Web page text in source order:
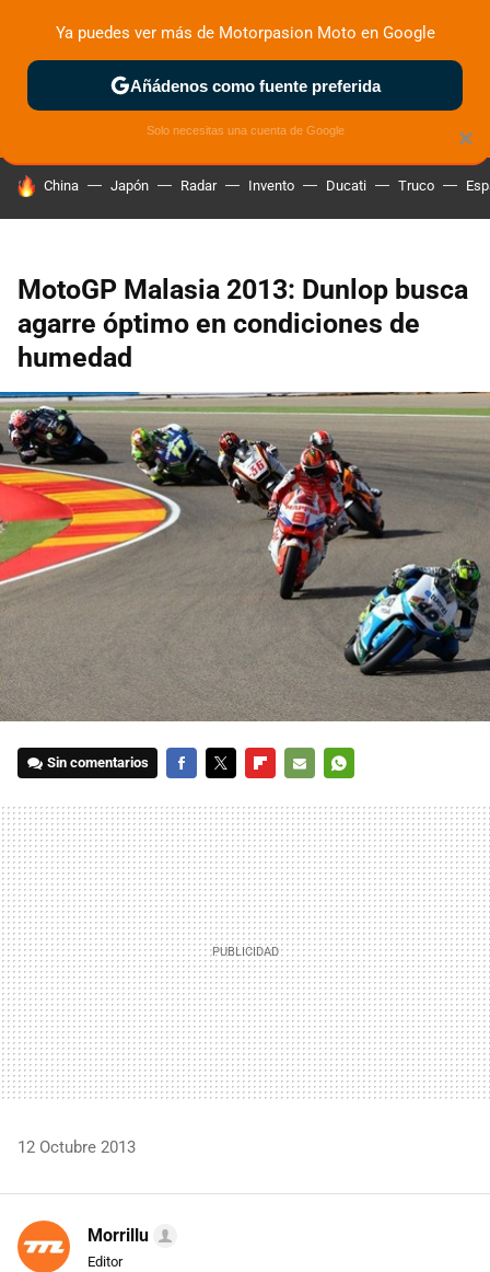
ZONA DE PRUEBAS DEPORTIVAS MOTOS ELÉCTRICAS
HOY SE HABLA DE
China Japón Radar Invento Ducati Truco
MotoGP Malasia 2013: Dunlop busca
agarre óptimo en condiciones de
humedad
Sin comentarios
MAIL
12 Octubre 2013
Morrillu
Editor
×
Ya puedes ver más de Motorpasion Moto en Google
Añádenos como fuente preferida
Solo necesitas una cuenta de Google